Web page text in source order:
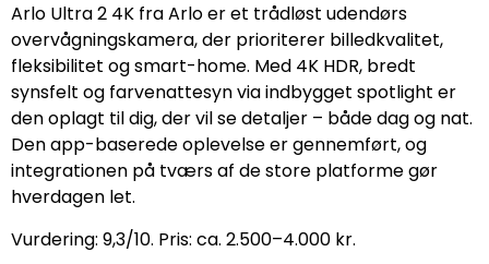
Arlo Ultra 2 4K fra Arlo er et trådløst udendørs
overvågningskamera, der prioriterer billedkvalitet,
fleksibilitet og smart-home. Med 4K HDR, bredt
synsfelt og farvenattesyn via indbygget spotlight er
den oplagt til dig, der vil se detaljer – både dag og nat.
Den app-baserede oplevelse er gennemført, og
integrationen på tværs af de store platforme gør
hverdagen let.
Vurdering: 9,3/10. Pris: ca. 2.500–4.000 kr.